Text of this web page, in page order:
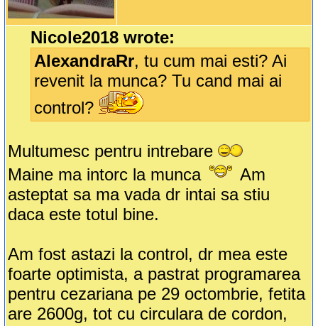
Nicole2018 wrote:
AlexandraRr, tu cum mai esti? Ai
revenit la munca? Tu cand mai ai
control?
Multumesc pentru intrebare
Maine ma intorc la munca
Am
asteptat sa ma vada dr intai sa stiu
daca este totul bine.
Am fost astazi la control, dr mea este
foarte optimista, a pastrat programarea
pentru cezariana pe 29 octombrie, fetita
are 2600g, tot cu circulara de cordon,